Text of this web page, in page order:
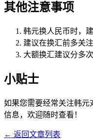
其他注意事项
韩元换人民币时，
建议在换汇前多关
大额换汇建议分多
小贴士
如果您需要经常关注韩元
信息，欢迎随时查看！
← 返回文章列表